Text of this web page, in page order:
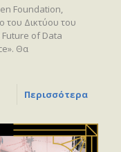
Foundation,
του Δικτύου του
of Data
Θα
Περισσότερα